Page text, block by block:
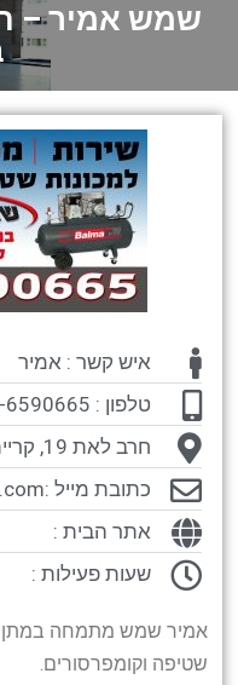
שמש אמיר –
איש קשר : אמיר
טלפון : 054-6590665
חרב לאת 19, קריית חיים (חיפה, קריות)
כתובת מייל :
אתר הבית :
שעות פעילות :
אמיר שמש מתמחה במתן
שטיפה וקומפרסורים.